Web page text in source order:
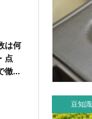
豆知識
は何
点
徹...